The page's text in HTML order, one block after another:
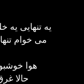
یه تنهایی یه
می خوام
هوا
حالا